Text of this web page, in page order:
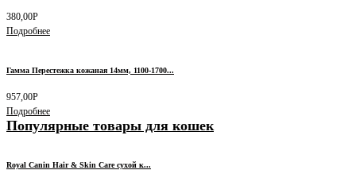
380,00Р
Подробнее
Гамма Перестежка кожаная 14мм, 1100-1700...
957,00Р
Подробнее
Популярные товары для кошек
Royal Canin Hair & Skin Care сухой к...